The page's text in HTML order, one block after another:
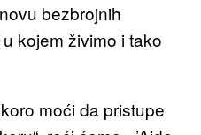
bezbrojnih
kojem živimo i tako
moći da pristupe